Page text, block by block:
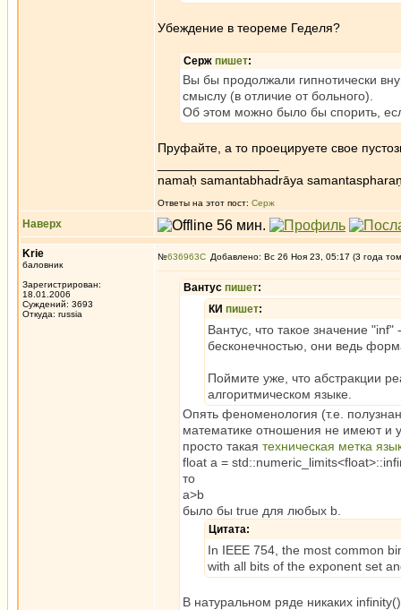
Убеждение в теореме Геделя?
Серж пишет:
Вы бы продолжали гипнотически
смыслу (в отличие от больного).
Об этом можно было бы спорить,
Пруфайте, а то проецируете свое
namaḥ samantabhadrāya
Ответы на этот пост: Серж
Наверх
Krie
баловник
Зарегистрирован:
18.01.2006
Суждений: 3693
Откуда: russia
№636963 Добавлено: Вс 26 Ноя 23, 05:17 (3 года
Вантус пишет:
КИ пишет:
Вантус, что такое значение
бесконечностью, они ведь
Поймите уже, что абстракции
алгоритмическом языке.
Опять феноменология (т.е.
математике отношения не имеют и
просто такая техническая метка
float a =
то
a>b
было бы true для любых b.
Цитата:
In IEEE 754, the most common
with all bits of the exponent set
В натуральном ряде никаких